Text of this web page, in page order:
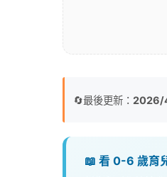
🔄最後更新： 2026/
📖 看 0-6 歲育